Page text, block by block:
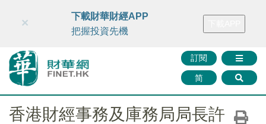
財華智庫網 FINTV FINMETA 財華證券 媒體矩陣
訂閱
简
×
下載財華財經APP
把握投資先機
香港財經事務及庫務局局長許